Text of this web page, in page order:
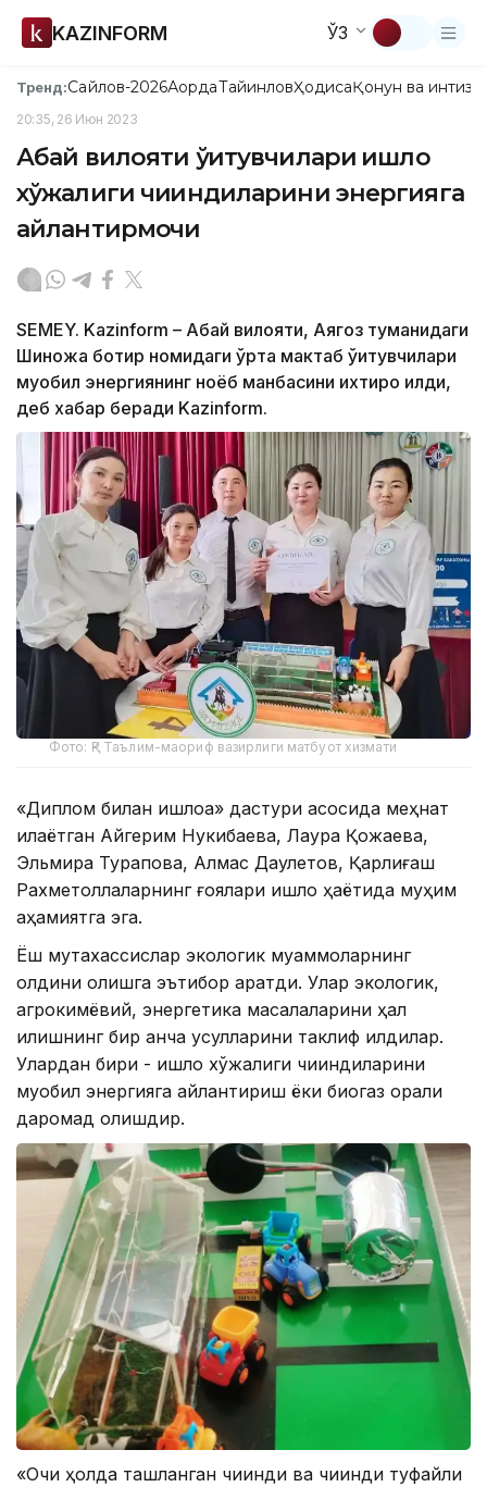
KAZINFORM ЎЗ
Тренд:Сайлов-2026АқордаТайинловҲодисаҚонун ва
20:35, 26 Июн 2023
Абай вилояти ўқитувчилари қишлоқ
хўжалиги чиқиндиларини энергияга
айлантирмоқчи
SEMEY. Kazinform – Абай вилояти, Аягоз туманидаги
Шинқожа ботир номидаги ўрта мактаб ўқитувчилари
муқобил энергиянинг ноёб манбасини ихтиро қилди,
деб хабар беради Kazinform.
Фото: ҚР Таълим-маориф вазирлиги матбуот хизмати
«Диплом билан қишлоққа» дастури асосида меҳнат
қилаётган Айгерим Нукибаева, Лаура Қожаева,
Эльмира Турапова, Алмас Даулетов, Қарлиғаш
Рахметоллаларнинг ғоялари қишлоқ ҳаётида муҳим
аҳамиятга эга.
Ёш мутахассислар экологик муаммоларнинг
олдини олишга эътибор қаратди. Улар экологик,
агрокимёвий, энергетика масалаларини ҳал
қилишнинг бир қанча усулларини таклиф қилдилар.
Улардан бири - қишлоқ хўжалиги чиқиндиларини
муқобил энергияга айлантириш ёки биогаз орқали
даромад олишдир.
«Очиқ ҳолда ташланган чиқинди ва чиқинди туфайли